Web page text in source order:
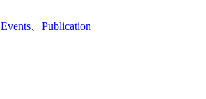
Publication